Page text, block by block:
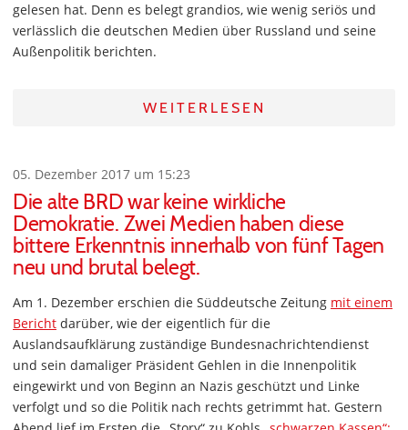
gelesen hat. Denn es belegt grandios, wie wenig seriös und
verlässlich die deutschen Medien über Russland und seine
Außenpolitik berichten.
WEITERLESEN
05. Dezember 2017 um 15:23
Die alte BRD war keine wirkliche
Demokratie. Zwei Medien haben diese
bittere Erkenntnis innerhalb von fünf Tagen
neu und brutal belegt.
Am 1. Dezember erschien die Süddeutsche Zeitung mit einem
Bericht darüber, wie der eigentlich für die
Auslandsaufklärung zuständige Bundesnachrichtendienst
und sein damaliger Präsident Gehlen in die Innenpolitik
eingewirkt und von Beginn an Nazis geschützt und Linke
verfolgt und so die Politik nach rechts getrimmt hat. Gestern